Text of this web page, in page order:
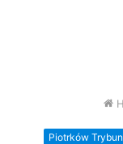
Piotrków